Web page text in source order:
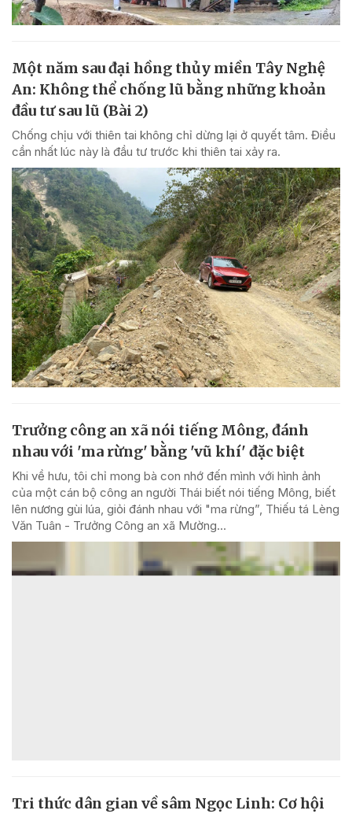
Một năm sau đại hồng thủy miền Tây Nghệ
An: Không thể chống lũ bằng những khoản
đầu tư sau lũ (Bài 2)
Chống chịu với thiên tai không chỉ dừng lại ở quyết tâm. Điều
cần nhất lúc này là đầu tư trước khi thiên tai xảy ra.
Trưởng công an xã nói tiếng Mông, đánh
nhau với 'ma rừng' bằng 'vũ khí' đặc biệt
Khi về hưu, tôi chỉ mong bà con nhớ đến mình với hình ảnh
của một cán bộ công an người Thái biết nói tiếng Mông, biết
lên nương gùi lúa, giỏi đánh nhau với "ma rừng”, Thiếu tá Lèng
Văn Tuân - Trưởng Công an xã Mường...
Tri thức dân gian về sâm Ngọc Linh: Cơ hội